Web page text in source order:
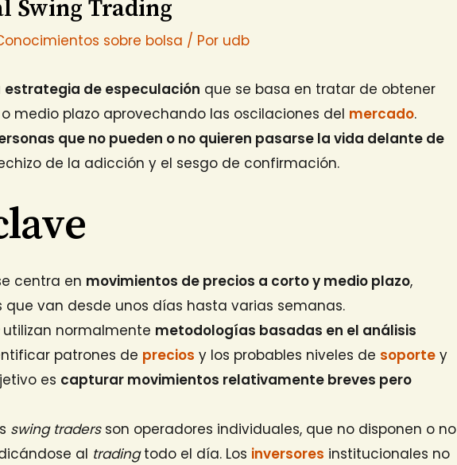
Swing Trading
sobre bolsa / Por udb
estrategia de especulación que se basa en tratar de obtener
medio plazo aprovechando las oscilaciones del mercado.
que no pueden o no quieren pasarse la vida delante de
de la adicción y el sesgo de confirmación.
centra en movimientos de precios a corto y medio plazo,
que van desde unos días hasta varias semanas.
utilizan normalmente metodologías basadas en el análisis
patrones de precios y los probables niveles de soporte y
es capturar movimientos relativamente breves pero
swing tradersson operadores individuales, que no disponen o no
al tradingtodo el día. Los inversores institucionales no